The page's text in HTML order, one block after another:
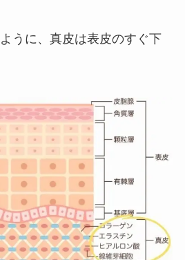
うに、真皮は表皮のすぐ下